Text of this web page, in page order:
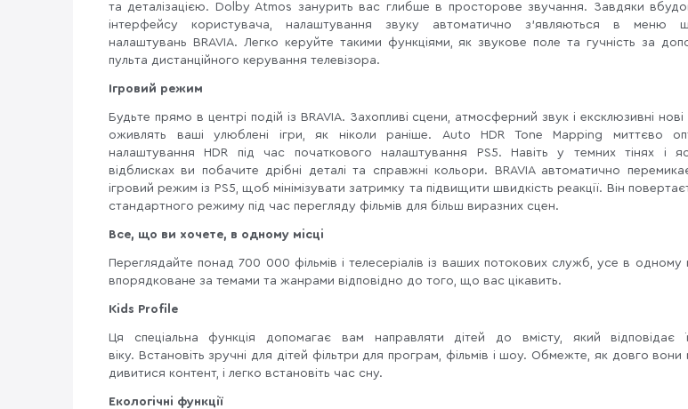
та деталізацією. Dolby Atmos занурить вас глибше в просторове звучання. Завдяки
інтерфейсу користувача, налаштування звуку автоматично з’являються в меню
налаштувань BRAVIA. Легко керуйте такими функціями, як звукове поле та гучність за
пульта дистанційного керування телевізора.
Ігровий режим
Будьте прямо в центрі подій із BRAVIA. Захопливі сцени, атмосферний звук і ексклюзивні нові
оживлять ваші улюблені ігри, як ніколи раніше. Auto HDR Tone Mapping миттєво
налаштування HDR під час початкового налаштування PS5. Навіть у темних тінях і
відблисках ви побачите дрібні деталі та справжні кольори. BRAVIA автоматично
ігровий режим із PS5, щоб мінімізувати затримку та підвищити швидкість реакції. Він
стандартного режиму під час перегляду фільмів для більш виразних сцен.
Все, що ви хочете, в одному місці
Переглядайте понад 700 000 фільмів і телесеріалів із ваших потокових служб, усе в одному
впорядковане за темами та жанрами відповідно до того, що вас цікавить.
Kids Profile
Ця спеціальна функція допомагає вам направляти дітей до вмісту, який відповідає
віку. Встановіть зручні для дітей фільтри для програм, фільмів і шоу. Обмежте, як довго
дивитися контент, і легко встановіть час сну.
Екологічні функції